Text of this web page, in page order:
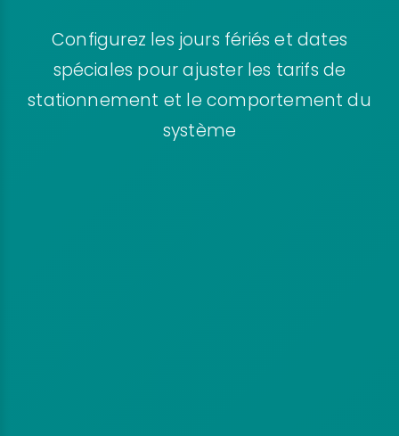
Configurez les jours fériés et dates
spéciales pour ajuster les tarifs de
stationnement et le comportement du
système